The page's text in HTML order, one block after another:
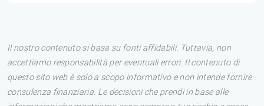
Il nostro contenuto si basa su fonti affidabili. Tuttavia, non
accettiamo responsabilità per eventuali errori. Il contenuto di
questo sito web è solo a scopo informativo e non intende fornire
consulenza finanziaria. Le decisioni che prendi in base alle